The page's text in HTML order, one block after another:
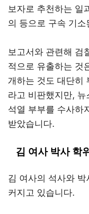
보자로 추천하는 일
의 등으로 구속 기소
보고서와 관련해 검
적으로 유출하는 것
개하는 것도 대단히
라고 비판했지만,
석열 부부를 수사하
받았습니다.
김 여사 박사 학
김 여사의 석사와
커지고 있습니다.